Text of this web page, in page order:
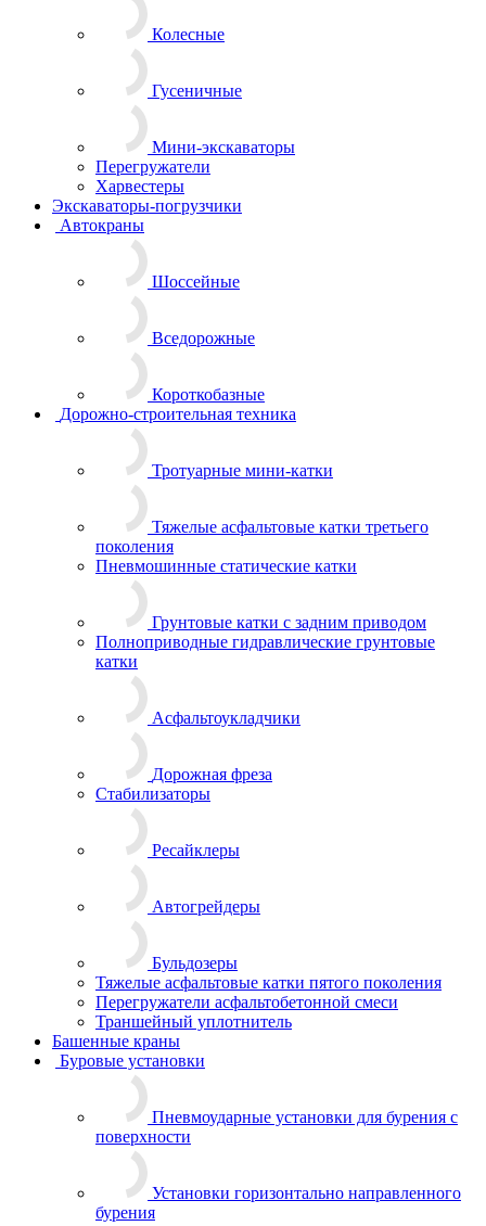
Колесные
Гусеничные
Мини-экскаваторы
Перегружатели
Харвестеры
Экскаваторы-погрузчики
Автокраны
Шоссейные
Вседорожные
Короткобазные
Дорожно-строительная техника
Тротуарные мини-катки
Тяжелые асфальтовые катки третьего
поколения
Пневмошинные статические катки
Грунтовые катки с задним приводом
Полноприводные гидравлические грунтовые
катки
Асфальтоукладчики
Дорожная фреза
Стабилизаторы
Ресайклеры
Автогрейдеры
Бульдозеры
Тяжелые асфальтовые катки пятого поколения
Перегружатели асфальтобетонной смеси
Траншейный уплотнитель
Башенные краны
Буровые установки
Пневмоударные установки для бурения с
поверхности
Установки горизонтально направленного
бурения